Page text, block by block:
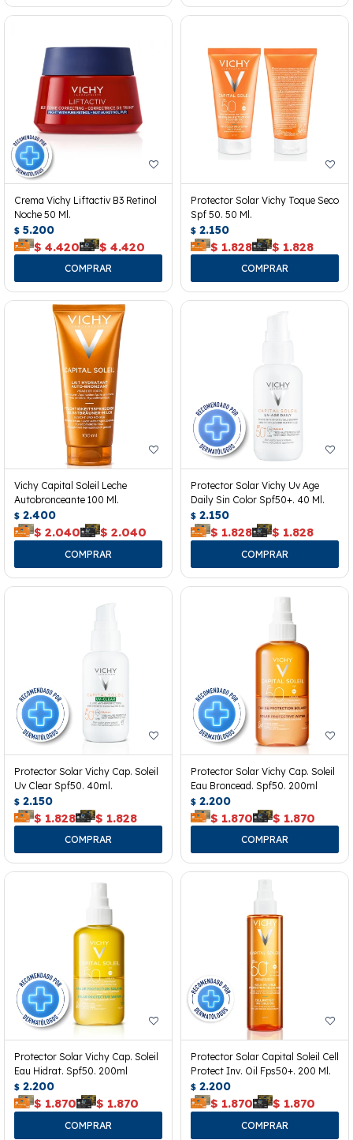
Crema Vichy Liftactiv B3 Retinol
Noche 50 Ml.
$ 5.200
$ 4.420 $ 4.420
Protector Solar Vichy Toque Seco
Spf 50. 50 Ml.
$ 2.150
$ 1.828 $ 1.828
Vichy Capital Soleil Leche
Autobronceante 100 Ml.
$ 2.400
$ 2.040 $ 2.040
Protector Solar Vichy Uv Age
Daily Sin Color Spf50+. 40 Ml.
$ 2.150
$ 1.828 $ 1.828
Protector Solar Vichy Cap. Soleil
Uv Clear Spf50. 40ml.
$ 2.150
$ 1.828 $ 1.828
Protector Solar Vichy Cap. Soleil
Eau Broncead. Spf50. 200ml
$ 2.200
$ 1.870 $ 1.870
Protector Solar Vichy Cap. Soleil
Eau Hidrat. Spf50. 200ml
$ 2.200
$ 1.870 $ 1.870
Protector Solar Capital Soleil Cell
Protect Inv. Oil Fps50+. 200 Ml.
$ 2.200
$ 1.870 $ 1.870